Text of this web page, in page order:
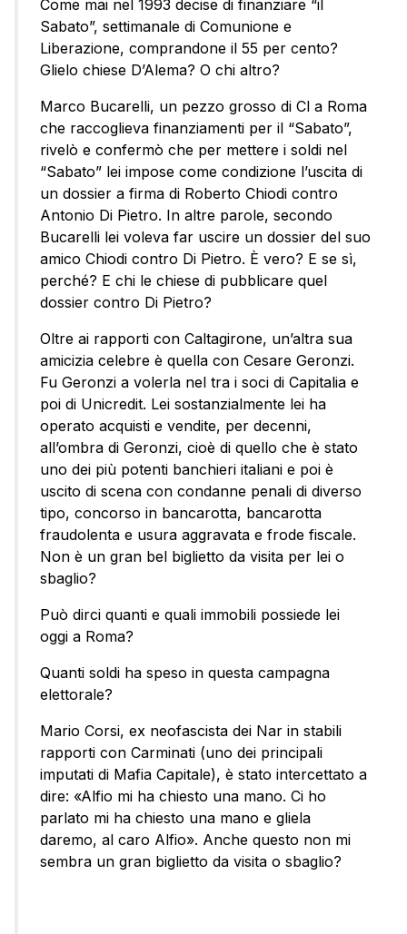
Come mai nel 1993 decise di finanziare “il
Sabato”, settimanale di Comunione e
Liberazione, comprandone il 55 per cento?
Glielo chiese D’Alema? O chi altro?
Marco Bucarelli, un pezzo grosso di Cl a Roma
che raccoglieva finanziamenti per il “Sabato”,
rivelò e confermò che per mettere i soldi nel
“Sabato” lei impose come condizione l’uscita di
un dossier a firma di Roberto Chiodi contro
Antonio Di Pietro. In altre parole, secondo
Bucarelli lei voleva far uscire un dossier del suo
amico Chiodi contro Di Pietro. È vero? E se sì,
perché? E chi le chiese di pubblicare quel
dossier contro Di Pietro?
Oltre ai rapporti con Caltagirone, un’altra sua
amicizia celebre è quella con Cesare Geronzi.
Fu Geronzi a volerla nel tra i soci di Capitalia e
poi di Unicredit. Lei sostanzialmente lei ha
operato acquisti e vendite, per decenni,
all’ombra di Geronzi, cioè di quello che è stato
uno dei più potenti banchieri italiani e poi è
uscito di scena con condanne penali di diverso
tipo, concorso in bancarotta, bancarotta
fraudolenta e usura aggravata e frode fiscale.
Non è un gran bel biglietto da visita per lei o
sbaglio?
Può dirci quanti e quali immobili possiede lei
oggi a Roma?
Quanti soldi ha speso in questa campagna
elettorale?
Mario Corsi, ex neofascista dei Nar in stabili
rapporti con Carminati (uno dei principali
imputati di Mafia Capitale), è stato intercettato a
dire: «Alfio mi ha chiesto una mano. Ci ho
parlato mi ha chiesto una mano e gliela
daremo, al caro Alfio». Anche questo non mi
sembra un gran biglietto da visita o sbaglio?